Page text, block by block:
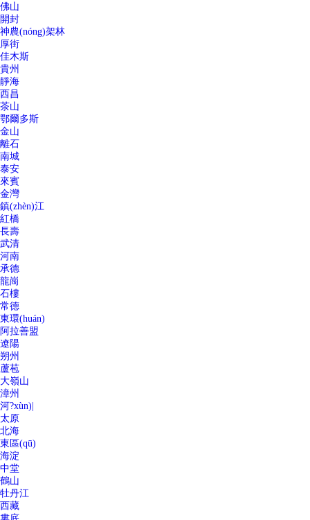
佛山
開封
神農(nóng)架林
厚街
佳木斯
貴州
靜海
西昌
茶山
鄂爾多斯
金山
離石
南城
泰安
來賓
金灣
鎮(zhèn)江
紅橋
長壽
武清
河南
承德
龍崗
石樓
常德
東環(huán)
阿拉善盟
遼陽
朔州
蘆苞
大嶺山
漳州
河?xùn)|
太原
北海
東區(qū)
海淀
中堂
鶴山
牡丹江
西藏